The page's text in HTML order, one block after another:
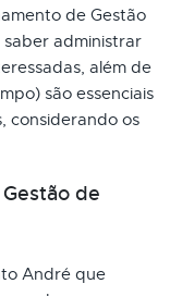
de Gestão
administrar
além de
são essenciais
considerando os
de
André que